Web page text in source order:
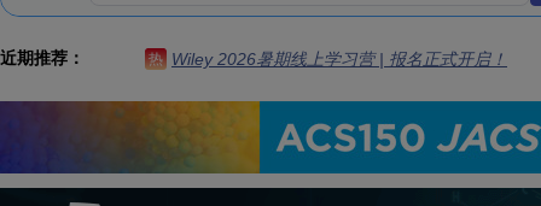
近期推荐： 热 Wiley 2026暑期线上学习营 | 报名正式开启！